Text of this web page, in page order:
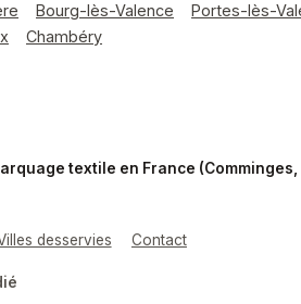
Bourg-lès-Valence Portes-lès-
Chambéry
textile en France (Comminges,
desservies Contact